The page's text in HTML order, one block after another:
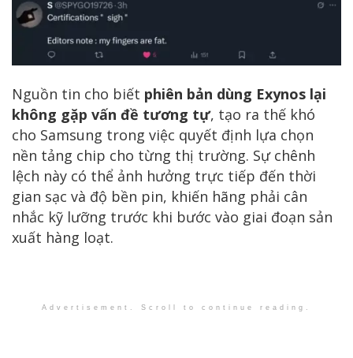
Nguồn tin cho biết phiên bản dùng Exynos lại
không gặp vấn đề tương tự, tạo ra thế khó
cho Samsung trong việc quyết định lựa chọn
nền tảng chip cho từng thị trường. Sự chênh
lệch này có thể ảnh hưởng trực tiếp đến thời
gian sạc và độ bền pin, khiến hãng phải cân
nhắc kỹ lưỡng trước khi bước vào giai đoạn sản
xuất hàng loạt.
Advertisement. Scroll to continue reading.